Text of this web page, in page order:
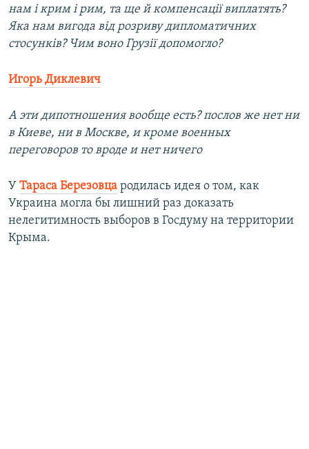
нам і крим і рим, та ще й компенсації виплатять?
Яка нам вигода від розриву дипломатичних
стосунків? Чим воно Грузії допомогло?
Игорь Диклевич
А эти дипотношения вообще есть? послов же нет ни
в Киеве, ни в Москве, и кроме военных
переговоров то вроде и нет ничего
У Тараса Березовца родилась идея о том, как
Украина могла бы лишний раз доказать
нелегитимность выборов в Госдуму на территории
Крыма.